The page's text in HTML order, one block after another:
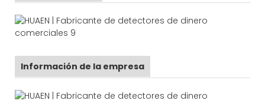
Información de la empresa